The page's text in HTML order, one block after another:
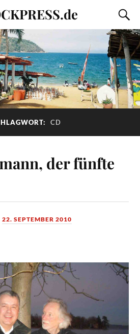
CD
der fünfte
22. SEPTEMBER 2010